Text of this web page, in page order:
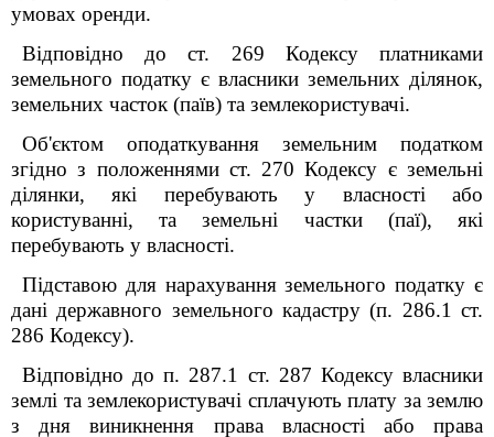
умовах оренди.
Відповідно до ст. 269 Кодексу платниками
земельного податку є власники земельних ділянок,
земельних часток (паїв) та землекористувачі.
Об'єктом оподаткування земельним податком
згідно з положеннями ст. 270 Кодексу є земельні
ділянки, які перебувають у власності або
користуванні, та земельні частки (паї), які
перебувають у власності.
Підставою для нарахування земельного податку є
дані державного земельного кадастру (п. 286.1 ст.
286 Кодексу).
Відповідно до п. 287.1 ст. 287 Кодексу власники
землі та землекористувачі сплачують плату за землю
з дня виникнення права власності або права